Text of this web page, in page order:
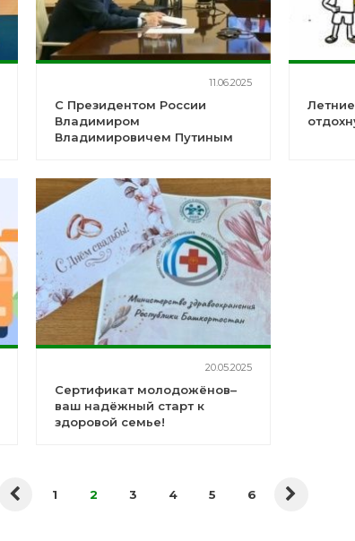
11.06.2025
С Президентом России
Владимиром
Владимировичем Путиным
кардиологического центра
20.05.2025
Сертификат молодожёнов–
ваш надёжный старт к
здоровой семье!
1 2 3 4 5 6